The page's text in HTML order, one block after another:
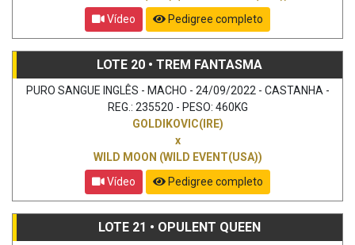
Vídeo
Pedigree completo
LOTE 20 • TREM FANTASMA
PURO SANGUE INGLÊS - MACHO - 24/09/2022 - CASTANHA -
REG.: 235520 - PESO: 460KG
GOLDIKOVIC(IRE)
x
WILD MOON (WILD EVENT(USA))
Vídeo
Pedigree completo
LOTE 21 • OPULENT QUEEN